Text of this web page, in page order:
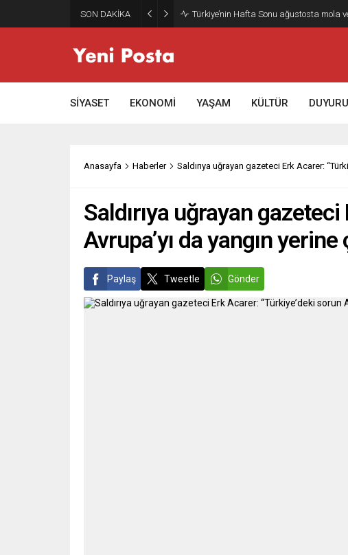
SON DAKİKA Gazze’nin geleceği: Teknokratik kontrol
SİYASET EKONOMİ YAŞAM KÜLTÜR DUYURU
Anasayfa Haberler Saldırıya uğrayan gazeteci Erk Acarer:
Saldırıya uğrayan
Avrupa’yı da yangın
Paylaş Tweetle Gönder